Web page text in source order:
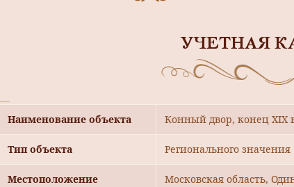
УЧЕТНАЯ
Наименование объекта Конный двор, конец XIX
Тип объекта Регионального значения
Местоположение Московская область,